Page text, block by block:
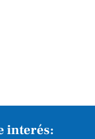
interés: